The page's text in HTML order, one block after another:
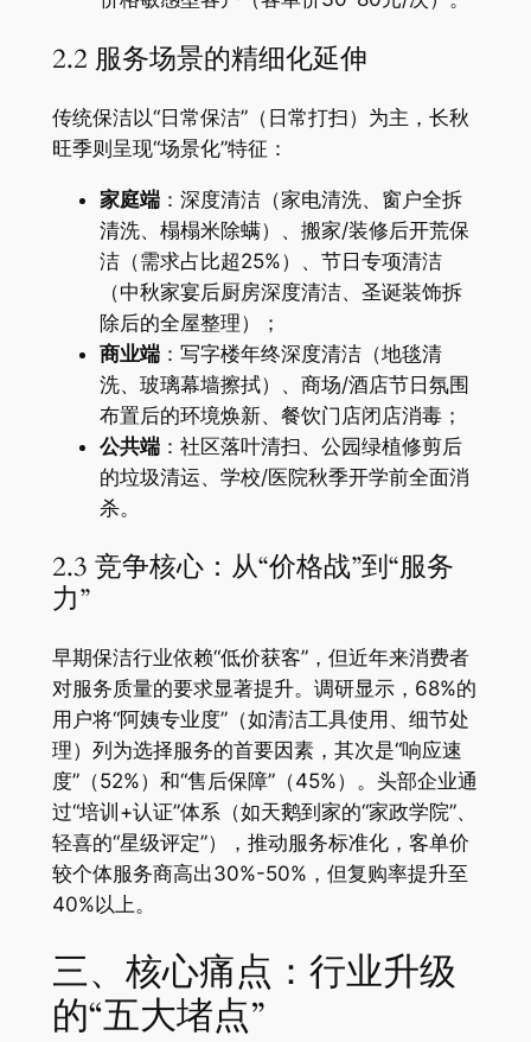
2.2 服务场景的精细化延伸
传统保洁以“日常保洁”（日常打扫）为主，长秋
旺季则呈现“场景化”特征：
​家庭端​​：深度清洁（家电清洗、窗户全拆
清洗、榻榻米除螨）、搬家/装修后开荒保
洁（需求占比超25%）、节日专项清洁
（中秋家宴后厨房深度清洁、圣诞装饰拆
除后的全屋整理）；
​商业端​​：写字楼年终深度清洁（地毯清
洗、玻璃幕墙擦拭）、商场/酒店节日氛围
布置后的环境焕新、餐饮门店闭店消毒；
​公共端​​：社区落叶清扫、公园绿植修剪后
的垃圾清运、学校/医院秋季开学前全面消
杀。
2.3 竞争核心：从“价格战”到“服务
力”
早期保洁行业依赖“低价获客”，但近年来消费者
对服务质量的要求显著提升。调研显示，68%的
用户将“阿姨专业度”（如清洁工具使用、细节处
理）列为选择服务的首要因素，其次是“响应速
度”（52%）和“售后保障”（45%）。头部企业通
过“培训+认证”体系（如天鹅到家的“家政学院”、
轻喜的“星级评定”），推动服务标准化，客单价
较个体服务商高出30%-50%，但复购率提升至
40%以上。
三、核心痛点：行业升级
的“五大堵点”